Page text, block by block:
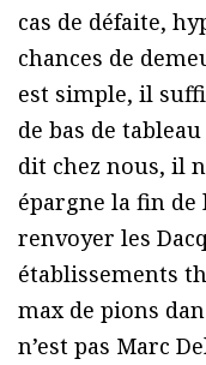
cas de défaite,
chances de
est simple, il
de bas de
dit chez nous, il
épargne la fin
renvoyer les
établissements
max de pions
n’est pas Marc